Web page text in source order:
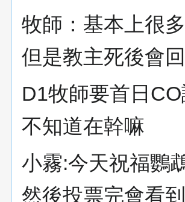
牧師：基本上很
但是教主死後會
D1牧師要首日
不知道在幹嘛
小霧:今天祝福鸚
然後投票完會看